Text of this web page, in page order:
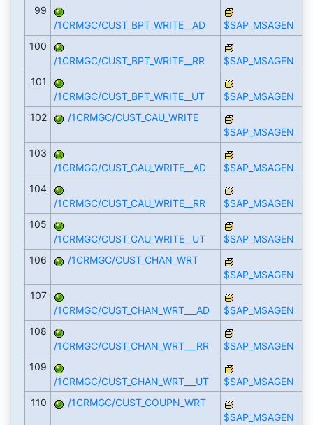
99
/1CRMGC/CUST_BPT_WRITE__AD
$SAP_MSAGEN
100
/1CRMGC/CUST_BPT_WRITE__RR
$SAP_MSAGEN
101
/1CRMGC/CUST_BPT_WRITE__UT
$SAP_MSAGEN
102
/1CRMGC/CUST_CAU_WRITE
$SAP_MSAGEN
103
/1CRMGC/CUST_CAU_WRITE__AD
$SAP_MSAGEN
104
/1CRMGC/CUST_CAU_WRITE__RR
$SAP_MSAGEN
105
/1CRMGC/CUST_CAU_WRITE__UT
$SAP_MSAGEN
106
/1CRMGC/CUST_CHAN_WRT
$SAP_MSAGEN
107
/1CRMGC/CUST_CHAN_WRT___AD
$SAP_MSAGEN
108
/1CRMGC/CUST_CHAN_WRT___RR
$SAP_MSAGEN
109
/1CRMGC/CUST_CHAN_WRT___UT
$SAP_MSAGEN
110
/1CRMGC/CUST_COUPN_WRT
$SAP_MSAGEN